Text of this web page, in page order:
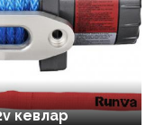
кевлар